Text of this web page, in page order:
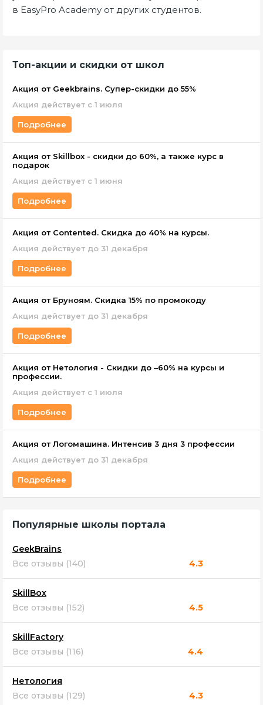
в EasyPro Academy от других студентов.
Топ-акции и скидки от школ
Акция от Geekbrains. Супер-скидки до 55%
Акция действует с 1 июля
Подробнее
Акция от Skillbox - скидки до 60%, а также курс в
подарок
Акция действует c 1 июня
Подробнее
Акция от Contented. Скидка до 40% на курсы.
Акция действует до 31 декабря
Подробнее
Акция от Бруноям. Скидка 15% по промокоду
Акция действует до 31 декабря
Подробнее
Акция от Нетология - Скидки до –60% на курсы и
профессии.
Акция действует с 1 июля
Подробнее
Акция от Логомашина. Интенсив 3 дня 3 профессии
Акция действует до 31 декабря
Подробнее
Популярные школы портала
GeekBrains
Все отзывы (140)
4.3
SkillBox
Все отзывы (152)
4.5
SkillFactory
Все отзывы (116)
4.4
Нетология
Все отзывы (129)
4.3